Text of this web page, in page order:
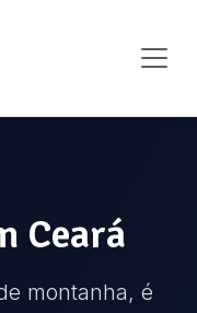
Ceará
montanha, é